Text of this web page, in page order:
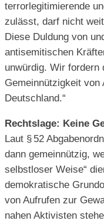
terrorlegitimierende
zulässt, darf nicht
Diese Duldung von
antisemitischen
unwürdig. Wir fordern
Gemeinnützigkeit von
Deutschland.“
Rechtslage: Keine
Laut § 52
dann gemeinnützig,
selbstloser Weise“
demokratische
von Aufrufen zur
nahen Aktivisten